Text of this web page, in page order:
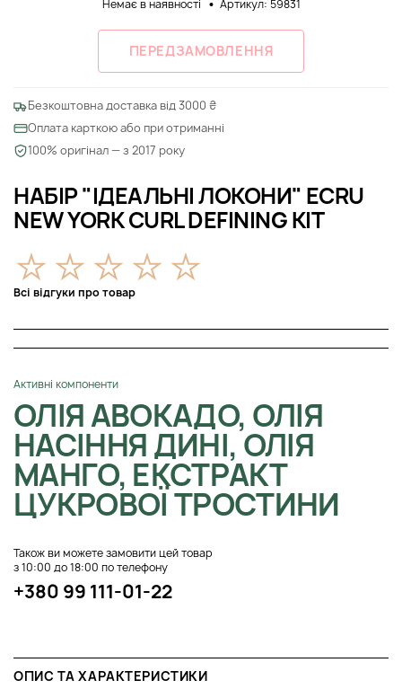
НАБІР "ІДЕАЛЬНІ ЛОКОНИ" ECRU
NEW YORK CURL DEFINING KIT
Всі відгуки про товар
Активні компоненти
ОЛІЯ АВОКАДО, ОЛІЯ
НАСІННЯ ДИНІ, ОЛІЯ
МАНГО, ЕКСТРАКТ
ЦУКРОВОЇ ТРОСТИНИ
Також ви можете замовити цей товар
з 10:00 до 18:00 по телефону
+380 99 111-01-22
Немає в наявності Артикул: 59831
ПЕРЕДЗАМОВЛЕННЯ
Безкоштовна доставка від 3000 ₴
Оплата карткою або при отриманні
100% оригінал — з 2017 року
ОПИС ТА ХАРАКТЕРИСТИКИ